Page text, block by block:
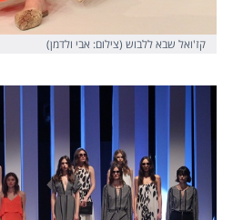
קז'ואל שבא ללבוש (צילום: אבי ולדמן)